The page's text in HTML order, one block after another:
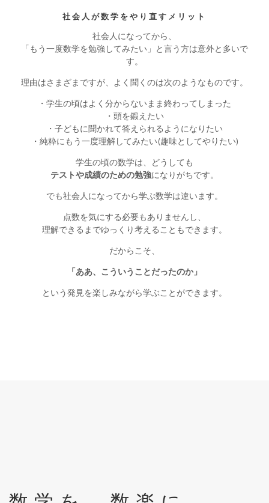
社会人が数学をやり直すメリット
社会人になってから、
「もう一度数学を勉強してみたい」と言う方は意外と多いで
す。
理由はさまざまですが、よく聞くのは次のようなものです。
・学生の頃はよく分からないまま終わってしまった
・頭を鍛えたい
・子どもに聞かれて答えられるようになりたい
・純粋にもう一度理解してみたい(趣味としてやりたい)
学生の頃の数学は、どうしても
テストや成績のための勉強になりがちです。
でも社会人になってから学ぶ数学は違います。
点数を気にする必要もありませんし、
理解できるまでゆっくり考えることもできます。
だからこそ、
「ああ、こういうことだったのか」
という発見を楽しみながら学ぶことができます。